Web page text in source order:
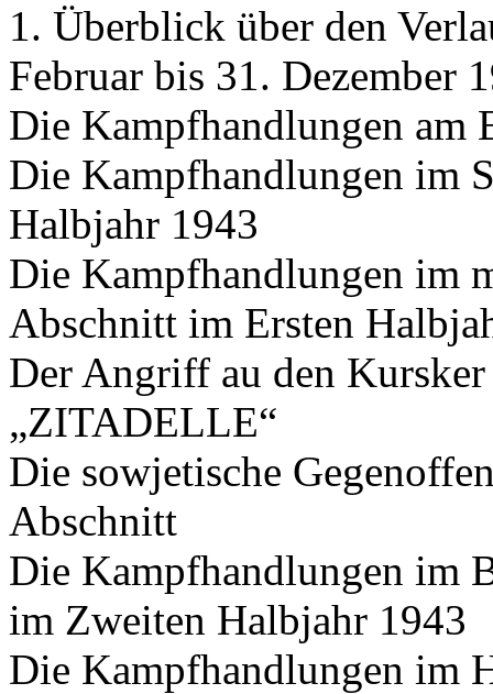
1. Überblick über den
Februar bis 31. Dezember
Die Kampfhandlungen am
Die Kampfhandlungen im
Halbjahr 1943
Die Kampfhandlungen im
Abschnitt im Ersten
Der Angriff au den
„ZITADELLE“
Die sowjetische
Abschnitt
Die Kampfhandlungen im
im Zweiten Halbjahr 1943
Die Kampfhandlungen im